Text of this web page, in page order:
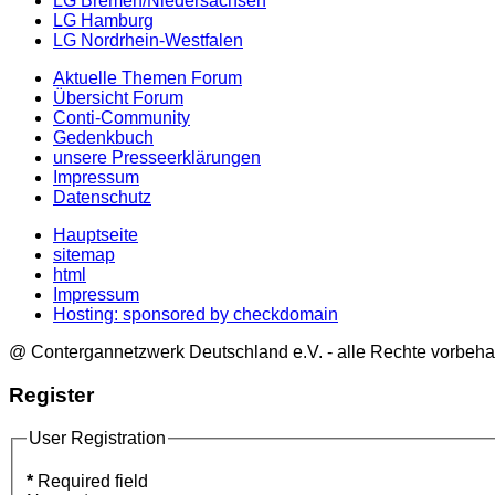
LG Hamburg
LG Nordrhein-Westfalen
Aktuelle Themen Forum
Übersicht Forum
Conti-Community
Gedenkbuch
unsere Presseerklärungen
Impressum
Datenschutz
Hauptseite
sitemap
html
Impressum
Hosting: sponsored by checkdomain
@ Contergannetzwerk Deutschland e.V. - alle Rechte
Register
User Registration
* Required field